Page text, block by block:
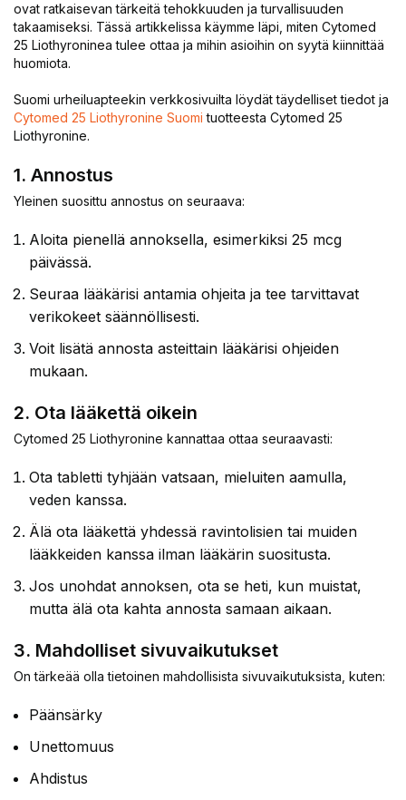
ovat ratkaisevan tärkeitä tehokkuuden ja turvallisuuden
takaamiseksi. Tässä artikkelissa käymme läpi, miten Cytomed
25 Liothyroninea tulee ottaa ja mihin asioihin on syytä kiinnittää
huomiota.
Suomi urheiluapteekin verkkosivuilta löydät täydelliset tiedot ja
Cytomed 25 Liothyronine Suomi tuotteesta Cytomed 25
Liothyronine.
1. Annostus
Yleinen suosittu annostus on seuraava:
Aloita pienellä annoksella, esimerkiksi 25 mcg
päivässä.
Seuraa lääkärisi antamia ohjeita ja tee tarvittavat
verikokeet säännöllisesti.
Voit lisätä annosta asteittain lääkärisi ohjeiden
mukaan.
2. Ota lääkettä oikein
Cytomed 25 Liothyronine kannattaa ottaa seuraavasti:
Ota tabletti tyhjään vatsaan, mieluiten aamulla,
veden kanssa.
Älä ota lääkettä yhdessä ravintolisien tai muiden
lääkkeiden kanssa ilman lääkärin suositusta.
Jos unohdat annoksen, ota se heti, kun muistat,
mutta älä ota kahta annosta samaan aikaan.
3. Mahdolliset sivuvaikutukset
On tärkeää olla tietoinen mahdollisista sivuvaikutuksista, kuten:
Päänsärky
Unettomuus
Ahdistus